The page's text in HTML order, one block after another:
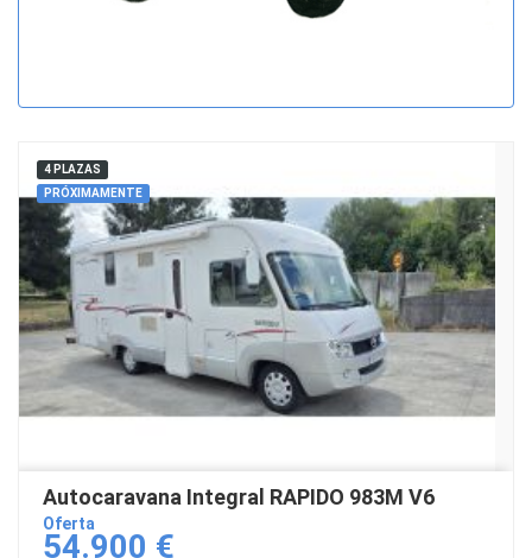
4 PLAZAS
PRÓXIMAMENTE
Autocaravana Integral RAPIDO 983M V6
Oferta
54.900 €